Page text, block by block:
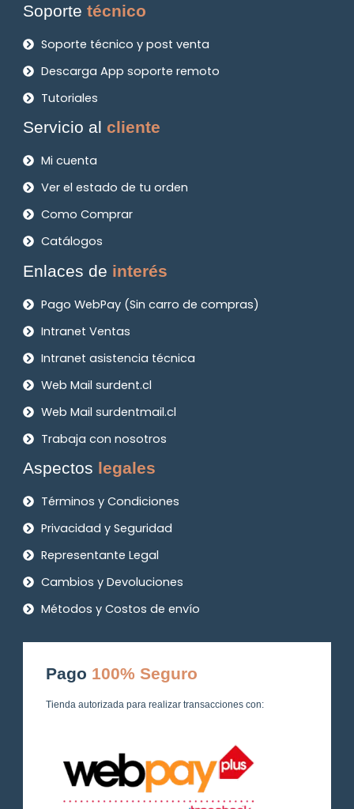
Soportetécnico
Soporte técnico y post venta
Descarga App soporte remoto
Tutoriales
Servicio alcliente
Mi cuenta
Ver el estado de tu orden
Como Comprar
Catálogos
Enlaces de interés
Pago WebPay (Sin carro de compras)
Intranet Ventas
Intranet asistencia técnica
Web Mail surdent.cl
Web Mail surdentmail.cl
Trabaja con nosotros
Aspectos legales
Términos y Condiciones
Privacidad y Seguridad
Representante Legal
Cambios y Devoluciones
Métodos y Costos de envío
Pago 100% Seguro
Tienda autorizada para realizar transacciones con: